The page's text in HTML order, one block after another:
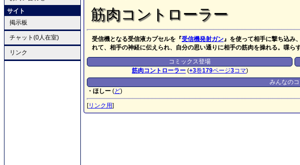
サイト
掲示板
チャット(0人在室)
リンク
筋肉コントローラー
受信機となる受信液カプセルを『受信機発射ガン』を使って相手に撃ち込み
れて、相手の神経に伝えられ、自分の思い通りに相手の筋肉を操れる。喋ら
コミックス登場
筋肉コントローラー (+3巻179ページ3コマ)
みんなのコ
・ほしー (ど)
[リンク用]